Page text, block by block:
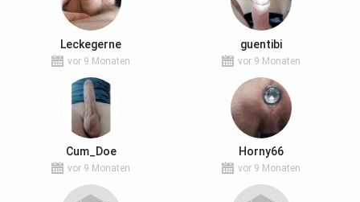
Leckegerne
vor 9 Monaten
guentibi
vor 9 Monaten
Cum_Doe
vor 9 Monaten
Horny66
vor 9 Monaten